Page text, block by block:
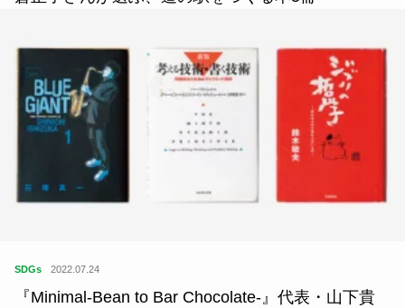
SDGs 2022.07.24
『Minimal-Bean to Bar Chocolate-』代表・山下貴